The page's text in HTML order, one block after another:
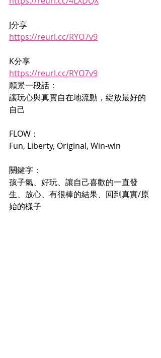
J分享
https://reurl.cc/RYO7v9
K分享
https://reurl.cc/RYO7v9
願景一段話：
讓玩心與真實自在地流動，綻放最好的
自己
FLOW：
Fun, Liberty, Original, Win-win
關鍵字：
孩子氣、好玩、讓自己喜歡的一直發
生、放心、有很棒的結果、回到真實/原
始的樣子